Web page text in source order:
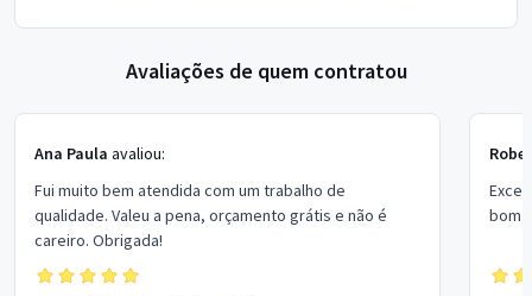
Avaliações de quem contratou
Ana Paula avaliou:
Fui muito bem atendida com um trabalho de
qualidade. Valeu a pena, orçamento grátis e não é
careiro. Obrigada!
bom